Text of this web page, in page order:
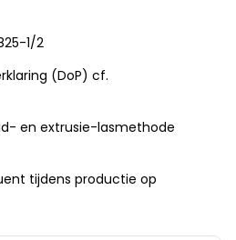
1/2
(DoP) cf.
en extrusie-lasmethode
tijdens productie op